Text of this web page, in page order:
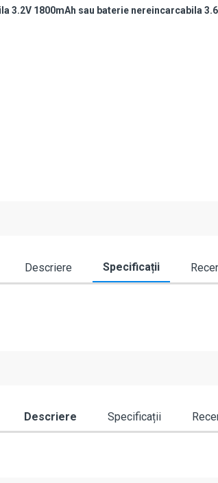
3.2V 1800mAh sau baterie nereincarcabila
Descriere Specificații
Descriere Specificații